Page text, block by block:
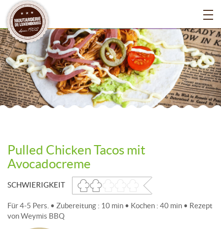
Pulled Chicken Tacos mit
Avocadocreme
SCHWIERIGKEIT
Für 4-5 Pers. • Zubereitung : 10 min • Kochen : 40 min • Rezept
von Weymis BBQ